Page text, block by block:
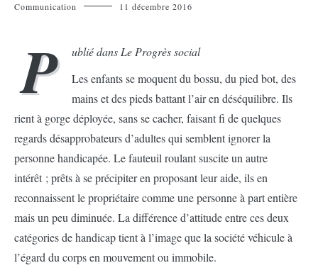
Communication 11 décembre 2016
P
ublié dans Le Progrès social
Les enfants se moquent du bossu, du pied bot, des
mains et des pieds battant l’air en déséquilibre. Ils
rient à gorge déployée, sans se cacher, faisant fi de quelques
regards désapprobateurs d’adultes qui semblent ignorer la
personne handicapée. Le fauteuil roulant suscite un autre
intérêt ; prêts à se précipiter en proposant leur aide, ils en
reconnaissent le propriétaire comme une personne à part entière
mais un peu diminuée. La différence d’attitude entre ces deux
catégories de handicap tient à l’image que la société véhicule à
l’égard du corps en mouvement ou immobile.